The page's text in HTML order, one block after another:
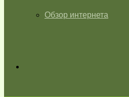
Обзор интернета